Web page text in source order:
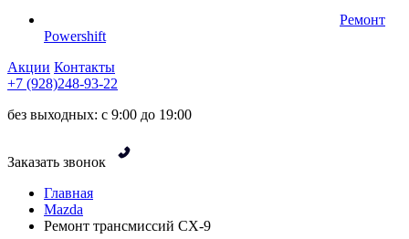
Ремонт
Powershift
Акции Контакты
+7 (928)248-93-22
без выходных: с 9:00 до 19:00
Заказать звонок
Главная
Mazda
Ремонт трансмиссий CX-9